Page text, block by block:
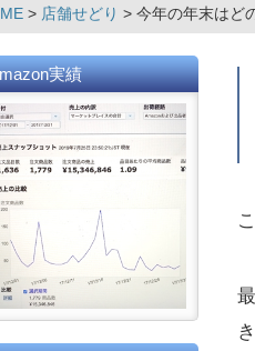
> 店舗せどり > 今年の年末はど
実績